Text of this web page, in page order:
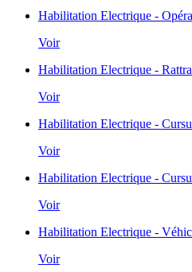
Habilitation Electrique -
Voir
Habilitation Electrique -
Voir
Habilitation Electrique -
Voir
Habilitation Electrique -
Voir
Habilitation Electrique -
Voir